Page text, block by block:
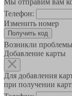
Мы отправим вам
Телефон:
Изменить номер
Возникли
Добавление карты
Для добавления
при получении